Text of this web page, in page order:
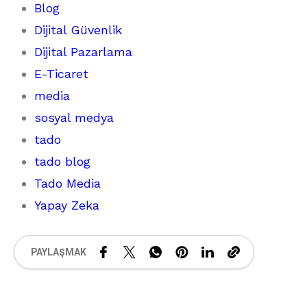
Blog
Dijital Güvenlik
Dijital Pazarlama
E-Ticaret
media
sosyal medya
tado
tado blog
Tado Media
Yapay Zeka
PAYLAŞMAK